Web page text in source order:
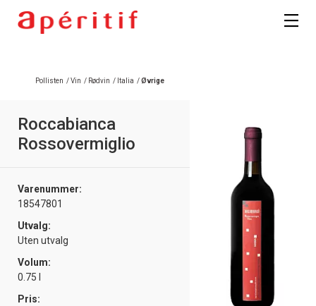
Pollisten /Vin / Rødvin / Italia /Øvrige
Roccabianca
Rossovermiglio
Varenummer:
18547801
Utvalg:
Uten utvalg
Volum:
0.75 l
Pris: